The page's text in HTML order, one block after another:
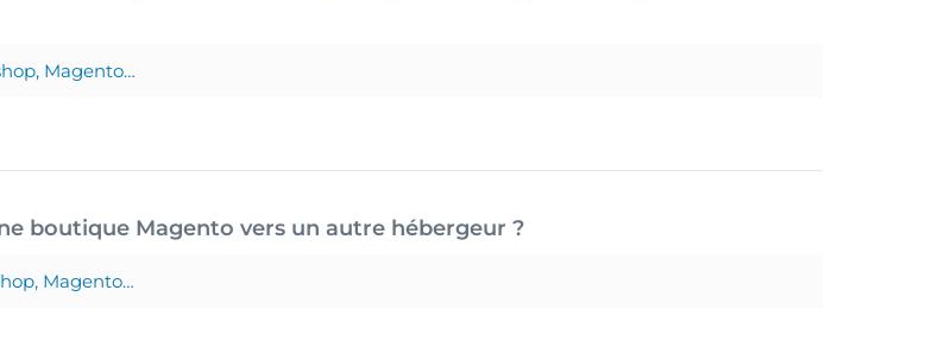
Magento…
boutique Magento vers un autre hébergeur ?
Magento…